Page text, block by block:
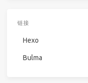
链接
Hexo
Bulma